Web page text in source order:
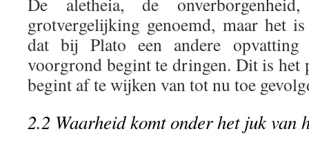
grotvergelijking genoemd, maar het
dat bij Plato een andere
voorgrond begint te dringen. Dit is het
begint af te wijken van tot nu toe
2.2 Waarheid komt onder het juk van